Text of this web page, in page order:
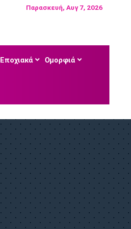
Παρασκευή, Αυγ 7, 2026
Εποχιακά Ομορφιά